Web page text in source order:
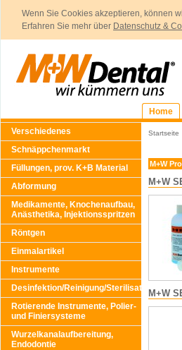
Wenn Sie Cookies akzeptieren, können
Erfahren Sie mehr über Datenschutz &
Home
Verschiedenes
Schnäppchenmarkt
Füllungen, prov. K+B Material
Abformung
Medikamente, Knochenaufbau,
Anästhetika, Injektionsspritzen
Röntgen
Einmalartikel
Instrumente
Desinfektion/Reinigung/Sterilisation
Rotierende Instrumente, Polier-
und Finiersysteme
Wurzelkanalaufbereitung,
Endodontie
Startseite
M+W
M+W
M+W